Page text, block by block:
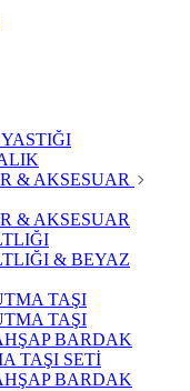
& AKSESUAR
& AKSESUAR
& BEYAZ
TAŞI
TAŞI
BARDAK
TAŞI SETİ
BARDAK